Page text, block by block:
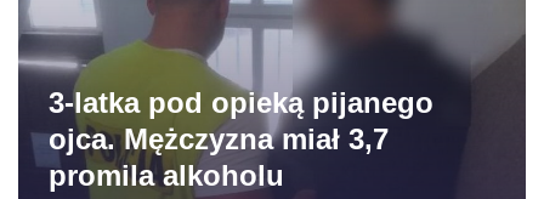
3-latka pod opieką pijanego
ojca. Mężczyzna miał 3,7
promila alkoholu